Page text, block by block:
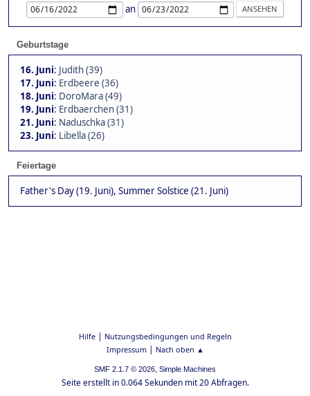
an
Geburtstage
16. Juni: Judith (39)
17. Juni: Erdbeere (36)
18. Juni: DoroMara (49)
19. Juni: Erdbaerchen (31)
21. Juni: Naduschka (31)
23. Juni: Libella (26)
Feiertage
Father's Day (19. Juni), Summer Solstice (21. Juni)
Hilfe| Nutzungsbedingungen und Regeln
Impressum| Nach oben ▲
SMF 2.1.7 © 2026, Simple Machines
Seite erstellt in 0.064 Sekunden mit 20 Abfragen.